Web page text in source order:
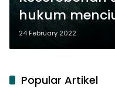
hukum
24 February 2022
Popular Artikel